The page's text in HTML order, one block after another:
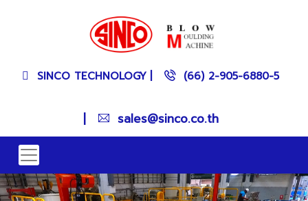
SINCO TECHNOLOGY (66) 2-905-6880-5
sales@sinco.co.th